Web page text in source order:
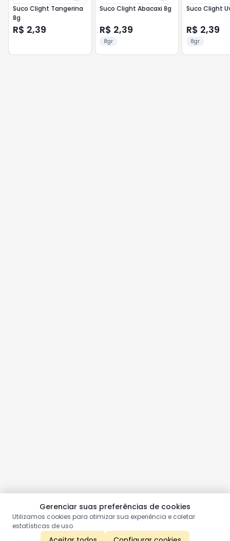
Gerenciar suas preferências de cookies
Utilizamos cookies para otimizar sua experiência e coletar
estatísticas de uso.
Suco Clight Tangerina
8g
R$ 2,39
Suco Clight Abacaxi 8g
R$ 2,39
8gr
Suco Clight
R$ 2,39
8gr